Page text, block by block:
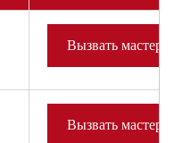
Вызвать мастера
Вызвать мастера
и доставка запчастей
холодильного